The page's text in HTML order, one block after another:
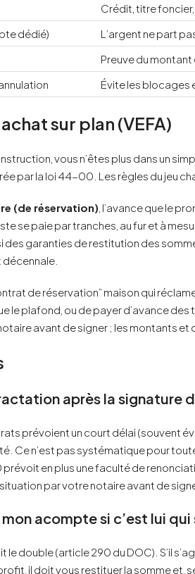
Crédit, titre
dédié)
L’argent ne part
Preuve du
Évite les blocages
sur plan (VEFA)
vous n’êtes plus dans un
par la loi 44-00. Les règles du jeu
(de réservation) , l’avance que le
se paie par tranches, au fur et à
des garanties de restitution des
de réservation” maison qui
le plafond, ou de payer d’avance
avant de signer ; les montants et
après la signature
prévoient un court délai (souvent
Ce n’est pas systématique pour
en plus une faculté de
par votre notaire avant de
acompte si c’est lui qui
le double (article 290 du DOC). S’il
il doit vous restituer la somme et,